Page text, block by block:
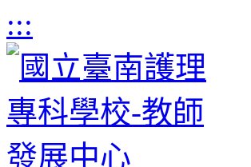
:::